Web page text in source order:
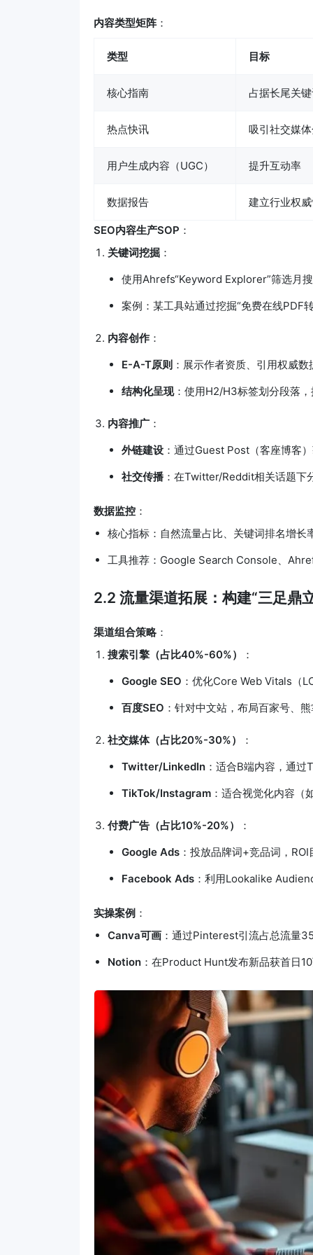
内容类型矩阵：
类型 目标
核心指南 占据长尾关
热点快讯 吸引社交媒
用户生成内容（UGC） 提升互动率
数据报告 建立行业权
SEO内容生产SOP ：
关键词挖掘 ：
使用Ahrefs“Keyword Explorer”筛选月
案例：某工具站通过挖掘“免费在线PDF
内容创作 ：
E-A-T原则 ：展示作者资质、引用权威
结构化呈现：使用H2/H3标签划分段落
内容推广 ：
外链建设 ：通过Guest Post（客座博客
社交传播 ：在Twitter/Reddit相关话题下
数据监控 ：
核心指标：自然流量占比、关键词排名增长
工具推荐：Google Search Console、
2.2 流量渠道拓展：构建“三足鼎
渠道组合策略 ：
搜索引擎（占比40%-60%）
：
Google SEO ：优化Core Web Vitals（
百度SEO ：针对中文站，布局百家号、
社交媒体（占比20%-30%）
：
Twitter/LinkedIn ：适合B端内容，通
TikTok/Instagram ：适合视觉化内容
付费广告（占比10%-20%）
：
Google Ads ：投放品牌词+竞品词，
Facebook Ads ：利用Lookalike
实操案例 ：
Canva可画 ：通过Pinterest引流占总流量
Notion ：在Product Hunt发布新品获首日